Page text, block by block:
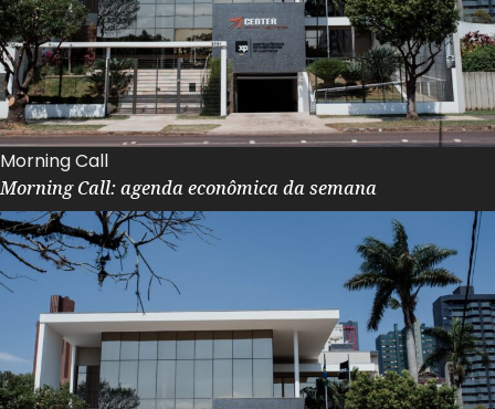
Morning Call
Morning Call: agenda econômica da semana